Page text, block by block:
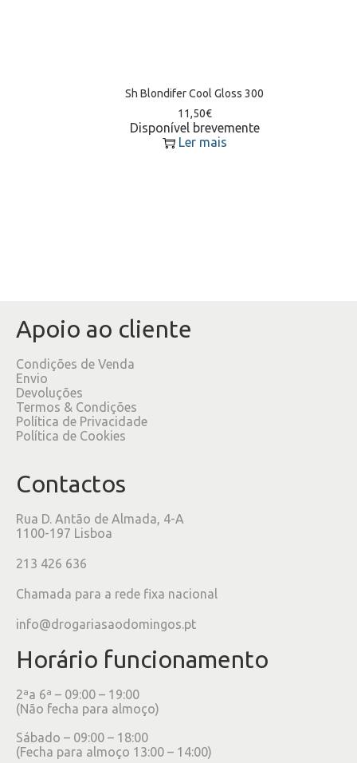
Sh Blondifer Cool Gloss 300
11,50€
Disponível brevemente
Ler mais
Apoio ao cliente
Condições de Venda
Envio
Devoluções
Termos & Condições
Política de Privacidade
Política de Cookies
Contactos
Rua D. Antão de Almada, 4-A
1100-197 Lisboa
213 426 636
Chamada para a rede fixa nacional
info@drogariasaodomingos.pt
Horário funcionamento
2ªa 6ª – 09:00 – 19:00
(Não fecha para almoço)
Sábado – 09:00 – 18:00
(Fecha para almoço 13:00 – 14:00)